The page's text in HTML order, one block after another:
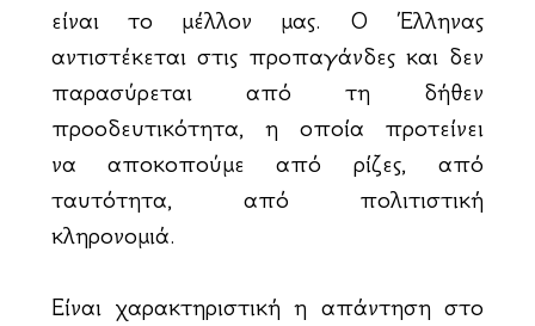
είναι το μέλλον μας. Ο Έλληνας
αντιστέκεται στις προπαγάνδες και δεν
παρασύρεται από τη δήθεν
προοδευτικότητα, η οποία προτείνει
να αποκοπούμε από ρίζες, από
ταυτότητα, από πολιτιστική
κληρονομιά.
Είναι χαρακτηριστική η απάντηση στο